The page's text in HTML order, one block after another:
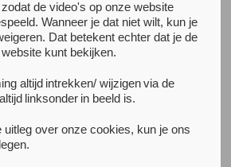
wat verwachten mensen van een
als ondersteuning bij het
hoe gebruikers van de online
en de cliëntenraad van Arkin
van conversational agents (CAs)
het verminderen […]
de video's op onze website
Wanneer je dat niet wilt, kun je
Dat betekent echter dat je de
kunt bekijken.
altijd intrekken/ wijzigen via de
linksonder in beeld is.
uitleg over onze cookies, kun je ons